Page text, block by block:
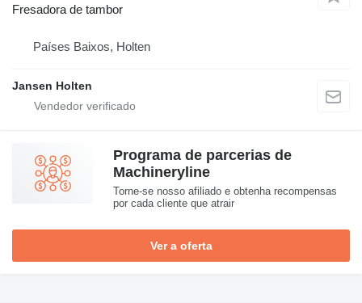
Fresadora de tambor
Países Baixos, Holten
Jansen Holten
Programa de parcerias de
Machineryline
Torne-se nosso afiliado e obtenha recompensas
por cada cliente que atrair
Ver a oferta